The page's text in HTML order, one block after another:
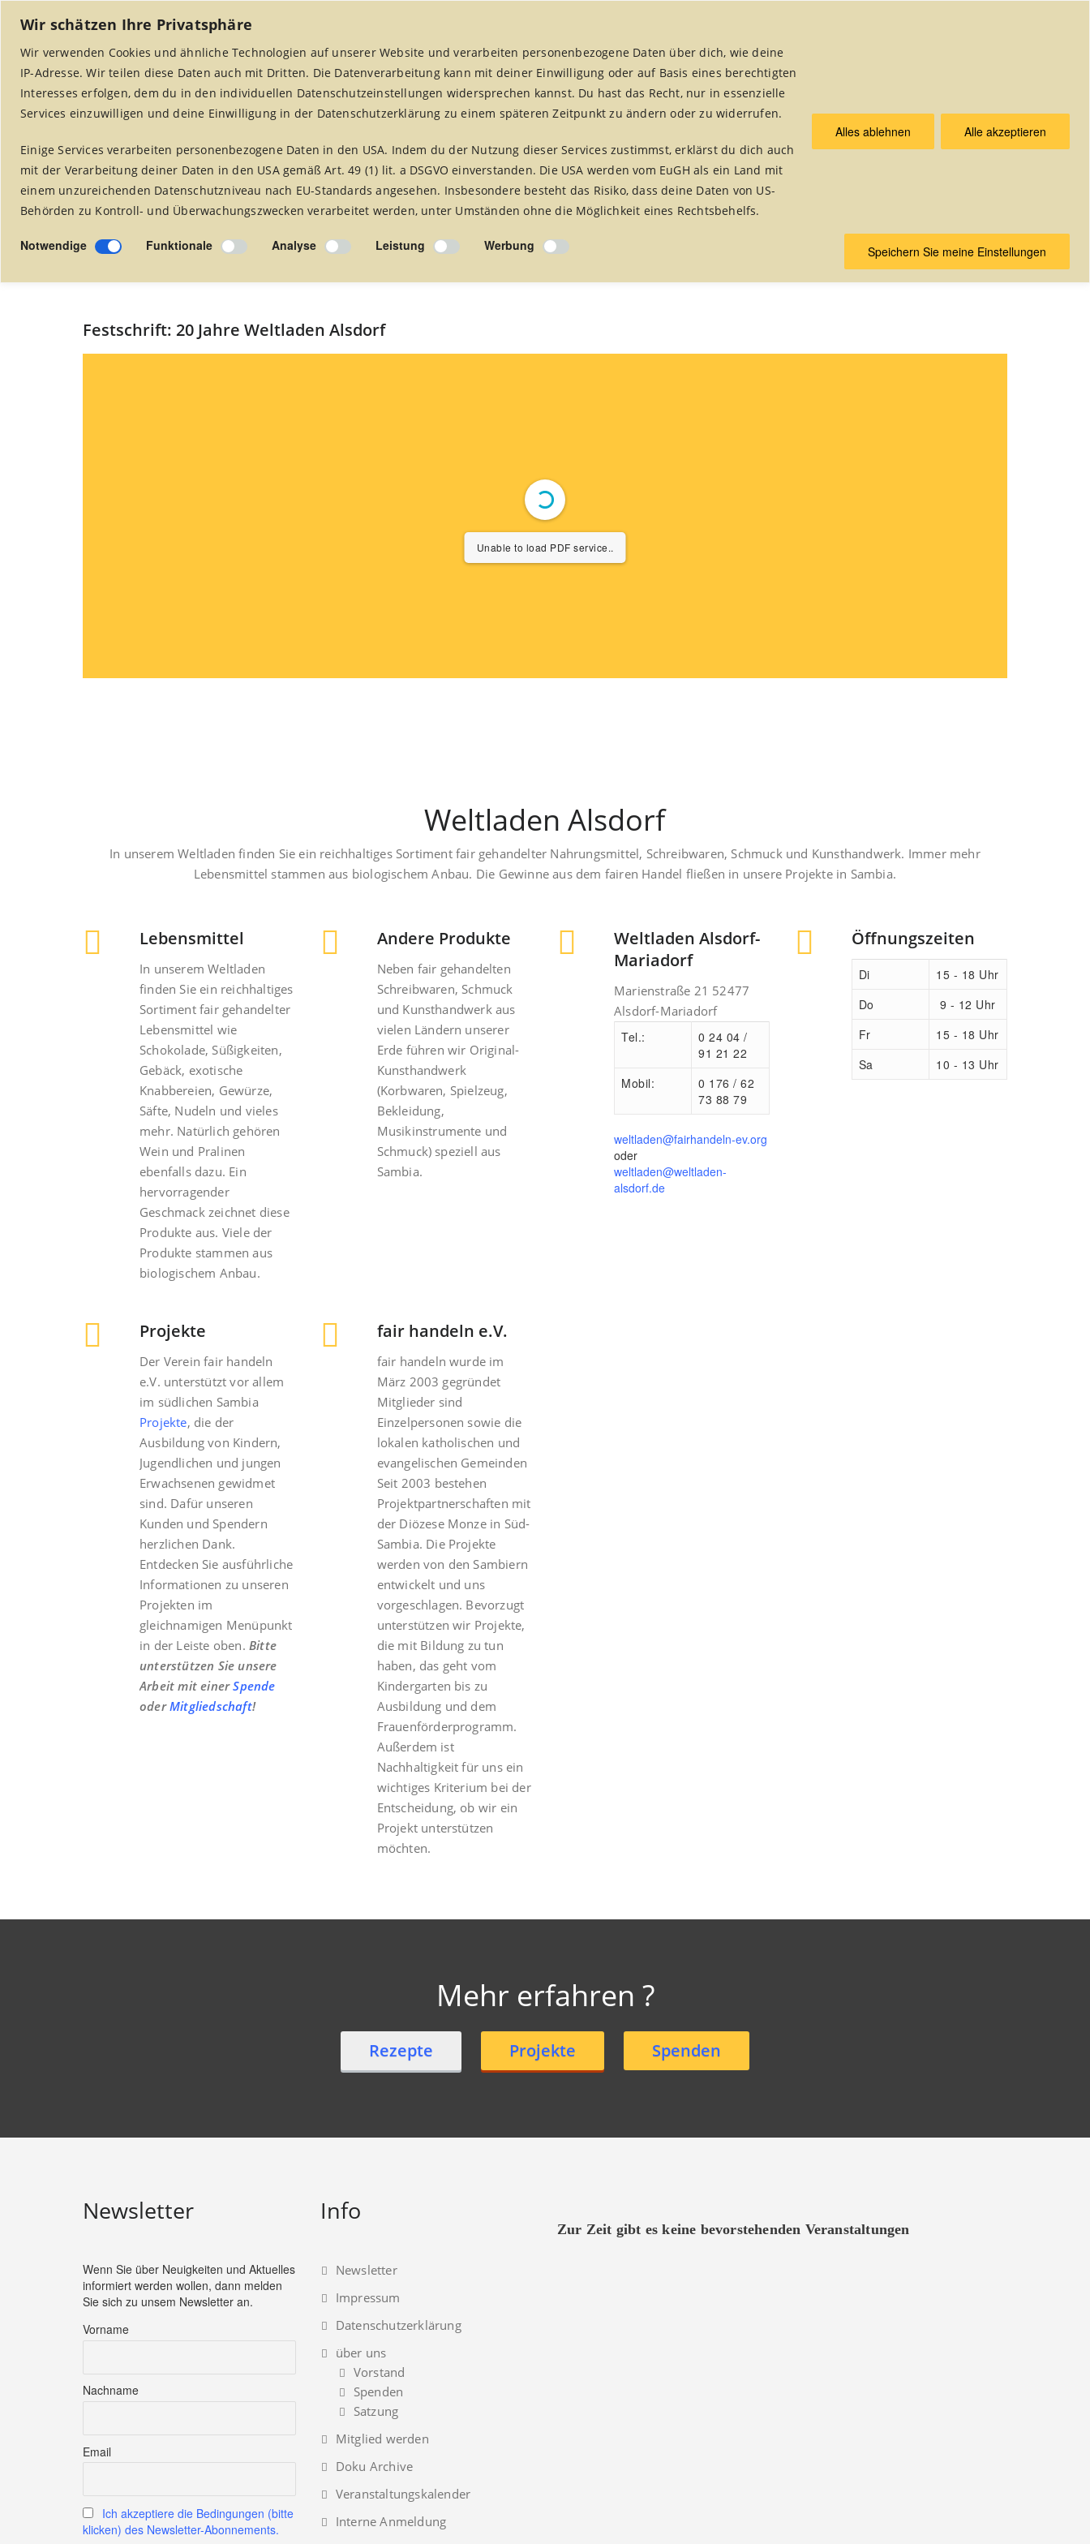
Wir schätzen Ihre Privatsphäre
Wir verwenden Cookies und ähnliche Technologien auf unserer Website und verarbeiten personenbezogene Daten über dich, wie deine
IP-Adresse. Wir teilen diese Daten auch mit Dritten. Die Datenverarbeitung kann mit deiner Einwilligung oder auf Basis eines berechtigten
Interesses erfolgen, dem du in den individuellen Datenschutzeinstellungen widersprechen kannst. Du hast das Recht, nur in essenzielle
Services einzuwilligen und deine Einwilligung in der Datenschutzerklärung zu einem späteren Zeitpunkt zu ändern oder zu widerrufen.
Einige Services verarbeiten personenbezogene Daten in den USA. Indem du der Nutzung dieser Services zustimmst, erklärst du dich auch
mit der Verarbeitung deiner Daten in den USA gemäß Art. 49 (1) lit. a DSGVO einverstanden. Die USA werden vom EuGH als ein Land mit
einem unzureichenden Datenschutzniveau nach EU-Standards angesehen. Insbesondere besteht das Risiko, dass deine Daten von US-
Behörden zu Kontroll- und Überwachungszwecken verarbeitet werden, unter Umständen ohne die Möglichkeit eines Rechtsbehelfs.
Alles ablehnen Alle akzeptieren
Notwendige Funktionale Analyse Leistung Werbung Speichern Sie meine Einstellungen
Weltladen Alsdorf Mariadorf
Willkommen im Weltladen
Letzte Neuigkeiten
Festschrift: 20 Jahre Weltladen Alsdorf
Unable to load PDF service..
Weltladen Alsdorf
In unserem Weltladen finden Sie ein reichhaltiges Sortiment fair gehandelter Nahrungsmittel, Schreibwaren, Schmuck und Kunsthandwerk. Immer mehr
Lebensmittel stammen aus biologischem Anbau. Die Gewinne aus dem fairen Handel fließen in unsere Projekte in Sambia.
Lebensmittel
In unserem Weltladen
finden Sie ein reichhaltiges
Sortiment fair gehandelter
Lebensmittel wie
Schokolade, Süßigkeiten,
Gebäck, exotische
Knabbereien, Gewürze,
Säfte, Nudeln und vieles
mehr. Natürlich gehören
Wein und Pralinen
ebenfalls dazu. Ein
hervorragender
Geschmack zeichnet diese
Produkte aus. Viele der
Produkte stammen aus
biologischem Anbau.
Andere Produkte
Neben fair gehandelten
Schreibwaren, Schmuck
und Kunsthandwerk aus
vielen Ländern unserer
Erde führen wir Original-
Kunsthandwerk
(Korbwaren, Spielzeug,
Bekleidung,
Musikinstrumente und
Schmuck) speziell aus
Sambia.
Weltladen Alsdorf-
Mariadorf
Marienstraße 21 52477
Alsdorf-Mariadorf
Tel.:
0 24 04 /
91 21 22
Mobil:
0 176 / 62
73 88 79
weltladen@fairhandeln-ev.org
oder
weltladen@weltladen-
alsdorf.de
Öffnungszeiten
Di
15 - 18 Uhr
Do
9 - 12 Uhr
Fr
15 - 18 Uhr
Sa
10 - 13 Uhr
Projekte
Der Verein fair handeln
e.V. unterstützt vor allem
im südlichen Sambia
Projekte, die der
Ausbildung von Kindern,
Jugendlichen und jungen
Erwachsenen gewidmet
sind. Dafür unseren
Kunden und Spendern
herzlichen Dank.
Entdecken Sie ausführliche
Informationen zu unseren
Projekten im
gleichnamigen Menüpunkt
in der Leiste oben. Bitte
unterstützen Sie unsere
Arbeit mit einerSpende
oderMitgliedschaft!
fair handeln e.V.
fair handeln wurde im
März 2003 gegründet
Mitglieder sind
Einzelpersonen sowie die
lokalen katholischen und
evangelischen Gemeinden
Seit 2003 bestehen
Projektpartnerschaften mit
der Diözese Monze in Süd-
Sambia. Die Projekte
werden von den Sambiern
entwickelt und uns
vorgeschlagen. Bevorzugt
unterstützen wir Projekte,
die mit Bildung zu tun
haben, das geht vom
Kindergarten bis zu
Ausbildung und dem
Frauenförderprogramm.
Außerdem ist
Nachhaltigkeit für uns ein
wichtiges Kriterium bei der
Entscheidung, ob wir ein
Projekt unterstützen
möchten.
Mehr erfahren ?
Rezepte Projekte Spenden
Newsletter
Wenn Sie über Neuigkeiten und Aktuelles
informiert werden wollen, dann melden
Sie sich zu unsem Newsletter an.
Vorname
Nachname
Email
Ich akzeptiere die Bedingungen (bitte
klicken) des Newsletter-Abonnements.
Info
Newsletter
Impressum
Datenschutzerklärung
über uns
Vorstand
Spenden
Satzung
Mitglied werden
Doku Archive
Veranstaltungskalender
Interne Anmeldung
Zur Zeit gibt es keine bevorstehenden Veranstaltungen